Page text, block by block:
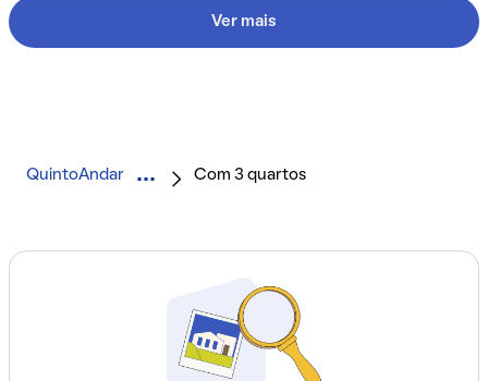
Ver mais
QuintoAndar Com 3 quartos